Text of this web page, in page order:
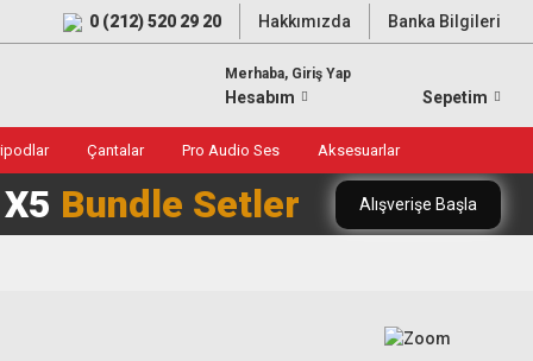
0 (212) 520 29 20 Hakkımızda Banka Bilgileri
Merhaba, Giriş Yap
Hesabım Sepetim
Çantalar Pro Audio Ses Aksesuarlar
Bundle Setler Alışverişe Başla